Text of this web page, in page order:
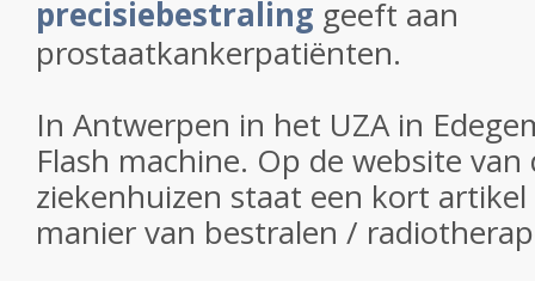
precisiebestraling geeft aan
prostaatkankerpatiënten.
In Antwerpen in het UZA in
Flash machine. Op de website van
ziekenhuizen staat een kort
manier van bestralen /